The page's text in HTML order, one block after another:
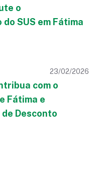
o
SUS em Fátima
23/02/2026
com o
Fátima e
Desconto